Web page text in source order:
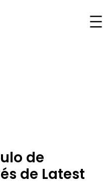
de
de Latest